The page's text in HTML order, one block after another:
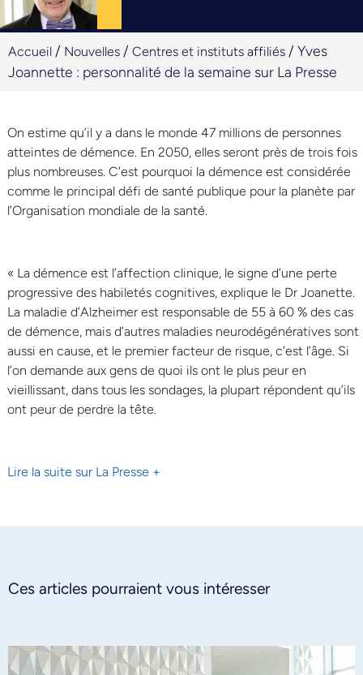
Accueil / Nouvelles / Centres et instituts affiliés / Yves
Joannette : personnalité de la semaine sur La Presse
On estime qu’il y a dans le monde 47 millions de personnes
atteintes de démence. En 2050, elles seront près de trois fois
plus nombreuses. C’est pourquoi la démence est considérée
comme le principal défi de santé publique pour la planète par
l’Organisation mondiale de la santé.
« La démence est l’affection clinique, le signe d’une perte
progressive des habiletés cognitives, explique le Dr Joanette.
La maladie d’Alzheimer est responsable de 55 à 60 % des cas
de démence, mais d’autres maladies neurodégénératives sont
aussi en cause, et le premier facteur de risque, c’est l’âge. Si
l’on demande aux gens de quoi ils ont le plus peur en
vieillissant, dans tous les sondages, la plupart répondent qu’ils
ont peur de perdre la tête.
Lire la suite sur La Presse +
Ces articles pourraient vous intéresser